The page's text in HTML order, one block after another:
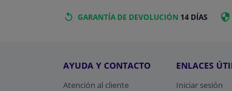
GARANTÍA DE DEVOLUCIÓN 14 DÍAS
AYUDA Y CONTACTO
Atención al cliente
ENLACES
Iniciar sesión